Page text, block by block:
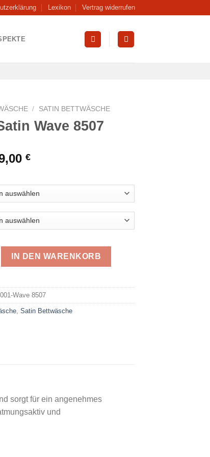
Lexikon Vertrag widerrufen
/ SATIN BETTWÄSCHE
Wave 8507
€
€Aktueller
ist:
39,00 €.
8507 Menge
IN DEN WARENKORB
Wave 8507
,Satin Bettwäsche
sorgt für ein angenehmes
und